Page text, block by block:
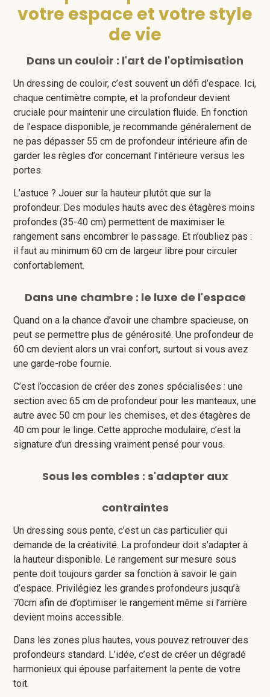
votre espace et votre style
de vie
Dans un couloir : l'art de l'optimisation
Un dressing de couloir, c’est souvent un défi d’espace. Ici,
chaque centimètre compte, et la profondeur devient
cruciale pour maintenir une circulation fluide. En fonction
de l’espace disponible, je recommande généralement de
ne pas dépasser 55 cm de profondeur intérieure afin de
garder les règles d’or concernant l’intérieure versus les
portes.
L’astuce ? Jouer sur la hauteur plutôt que sur la
profondeur. Des modules hauts avec des étagères moins
profondes (35-40 cm) permettent de maximiser le
rangement sans encombrer le passage. Et n’oubliez pas :
il faut au minimum 60 cm de largeur libre pour circuler
confortablement.
Dans une chambre : le luxe de l'espace
Quand on a la chance d’avoir une chambre spacieuse, on
peut se permettre plus de générosité. Une profondeur de
60 cm devient alors un vrai confort, surtout si vous avez
une garde-robe fournie.
C’est l’occasion de créer des zones spécialisées : une
section avec 65 cm de profondeur pour les manteaux, une
autre avec 50 cm pour les chemises, et des étagères de
40 cm pour le linge. Cette approche modulaire, c’est la
signature d’un dressing vraiment pensé pour vous.
Sous les combles : s'adapter aux
contraintes
Un dressing sous pente, c’est un cas particulier qui
demande de la créativité. La profondeur doit s’adapter à
la hauteur disponible. Le rangement sur mesure sous
pente doit toujours garder sa fonction à savoir le gain
d’espace. Privilégiez les grandes profondeurs jusqu’à
70cm afin de d’optimiser le rangement même si l’arrière
devient moins accessible.
Dans les zones plus hautes, vous pouvez retrouver des
profondeurs standard. L’idée, c’est de créer un dégradé
harmonieux qui épouse parfaitement la pente de votre
toit.